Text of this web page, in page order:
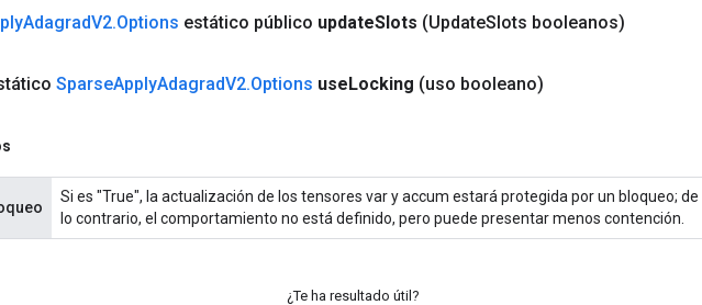
AdagradV2.Options estático público updateSlots (UpdateSlots booleanos)
SparseApplyAdagradV2.Options useLocking (uso booleano)
Si es "True", la actualización de los tensores var y accum estará protegida por un bloqueo; de
lo contrario, el comportamiento no está definido, pero puede presentar menos contención.
¿Te ha resultado útil?